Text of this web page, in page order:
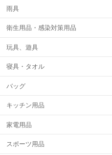
雨具
衛生用品・感染対策用品
玩具、遊具
寝具・タオル
バッグ
キッチン用品
家電用品
スポーツ用品